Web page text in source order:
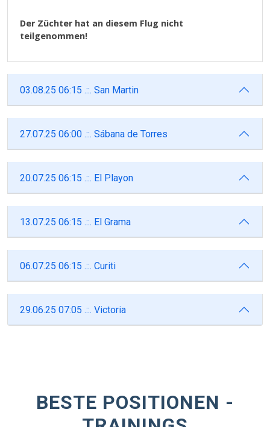
Der Züchter hat an diesem Flug nicht
teilgenommen!
03.08.25 06:15 .::. San Martin
27.07.25 06:00 .::. Sábana de Torres
20.07.25 06:15 .::. El Playon
13.07.25 06:15 .::. El Grama
06.07.25 06:15 .::. Curiti
29.06.25 07:05 .::. Victoria
BESTE POSITIONEN -